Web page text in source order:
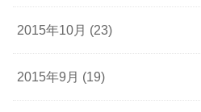
2015年10月 (23)
2015年9月 (19)